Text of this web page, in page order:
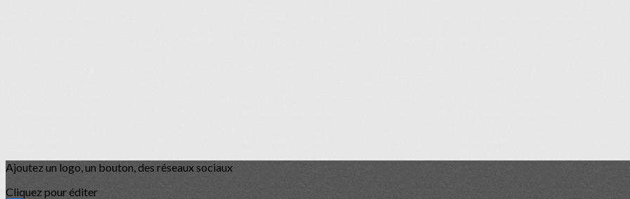
Ajoutez un logo, un bouton, des réseaux sociaux
Cliquez pour éditer